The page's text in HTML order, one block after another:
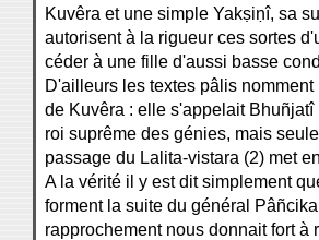
Kuvêra et une simple Yakṣiṇî, sa
autorisent à la rigueur ces sortes
céder à une fille d'aussi basse
D'ailleurs les textes pâlis
de Kuvêra : elle s'appelait
roi suprême des génies, mais
passage du Lalita-vistara (2) met
A la vérité il y est dit simplement
forment la suite du général
rapprochement nous donnait fort à